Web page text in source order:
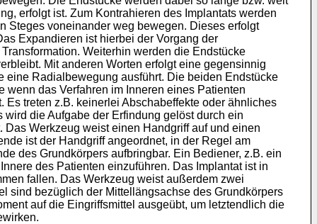
erfolgt ist. Zum Kontrahieren des Implantats werden
Steges voneinander weg bewegen. Dieses erfolgt
Expandieren ist hierbei der Vorgang der
Weiterhin werden die Endstücke
Mit anderen Worten erfolgt eine gegensinnig
eine Radialbewegung ausführt. Die beiden Endstücke
das Verfahren im Inneren eines Patienten
treten z.B. keinerlei Abschabeffekte oder ähnliches
die Aufgabe der Erfindung gelöst durch ein
Werkzeug weist einen Handgriff auf und einen
ist der Handgriff angeordnet, in der Regel am
des Grundkörpers aufbringbar. Ein Bediener, z.B. ein
des Patienten einzuführen. Das Implantat ist in
fallen. Das Werkzeug weist außerdem zwei
sind bezüglich der Mittellängsachse des Grundkörpers
auf die Eingriffsmittel ausgeübt, um letztendlich die